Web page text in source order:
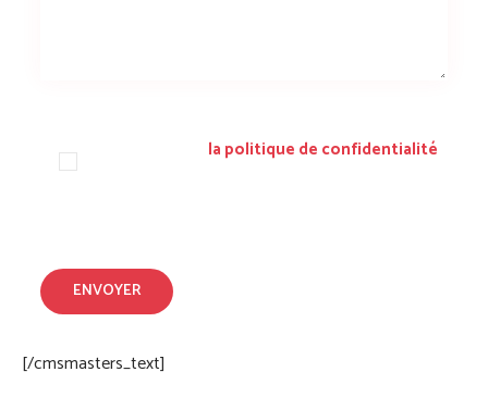
la politique de confidentialité
[/cmsmasters_text]